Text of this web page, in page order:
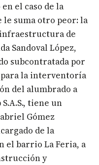
el caso de la
le suma otro peor: la
infraestructura de
Sandoval López,
subcontratada por
para la interventoría
del alumbrado a
tiene un
Gómez
de la
el barrio La Feria, a
y